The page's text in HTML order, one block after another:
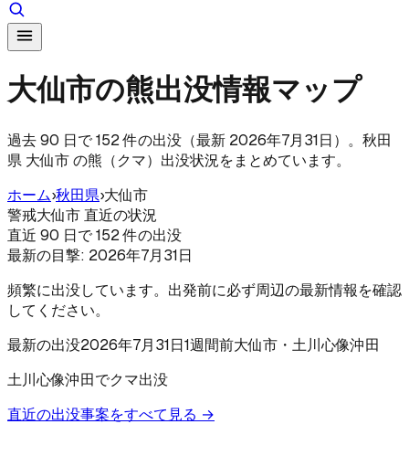
大仙市の熊出没情報マップ
過去 90 日で 152 件の出没（最新 2026年7月31日）。秋田
県 大仙市 の熊（クマ）出没状況をまとめています。
ホーム›秋田県›大仙市
警戒大仙市 直近の状況
直近 90 日で 152 件の出没
最新の目撃: 2026年7月31日
頻繁に出没しています。出発前に必ず周辺の最新情報を確認
してください。
最新の出没2026年7月31日1週間前大仙市 ・土川心像沖田
土川心像沖田でクマ出没
直近の出没事案をすべて見る →